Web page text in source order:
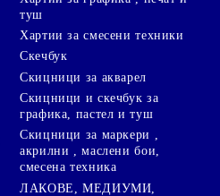
туш
Хартии за смесени техники
Скечбук
Скицници за акварел
Скицници и скечбук за
графика, пастел и туш
Скицници за маркери ,
акрилни , маслени бои,
смесена техника
ЛАКОВЕ, МЕДИУМИ,